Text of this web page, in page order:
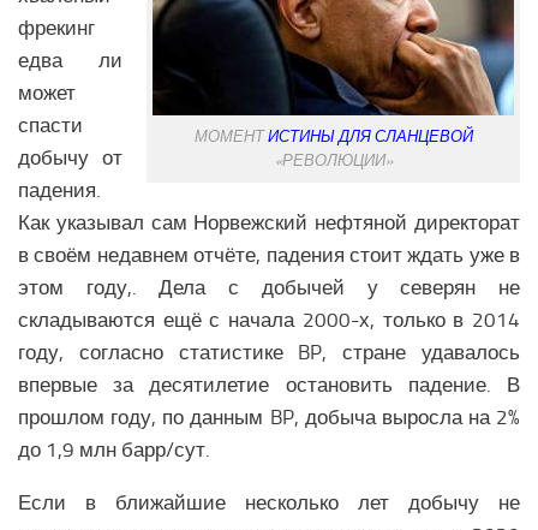
АРКТИКА
Вооружение в Арктике
Климатические изменения в Арктике
МОМЕНТИСТИНЫ ДЛЯ СЛАНЦЕВОЙ
«РЕВОЛЮЦИИ»
фрекинг
едва ли
может
спасти
добычу от
падения.
Как указывал сам Норвежский нефтяной директорат
в своём недавнем отчёте, падения стоит ждать уже в
этом году,. Дела с добычей у северян не
складываются ещё с начала 2000-х, только в 2014
году, согласно статистике BP, стране удавалось
впервые за десятилетие остановить падение. В
прошлом году, по данным BP, добыча выросла на 2%
до 1,9 млн барр/сут.
Если в ближайшие несколько лет добычу не